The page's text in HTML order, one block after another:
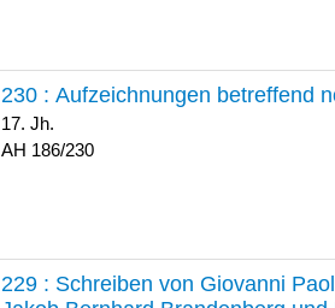
230 : Aufzeichnungen betreffend
17. Jh.
186/230
229 : Schreiben von Giovanni